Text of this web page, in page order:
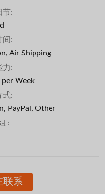
节:
间:
Air Shipping
力:
per Week
式:
PayPal, Other
:
联系